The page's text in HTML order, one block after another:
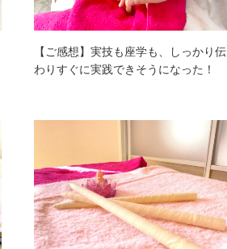
【ご感想】実技も座学も、しっかり伝
わりすぐに実践できそうになった！